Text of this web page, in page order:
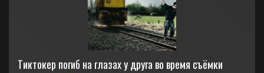
Тиктокер погиб на глазах у друга во время съёмки